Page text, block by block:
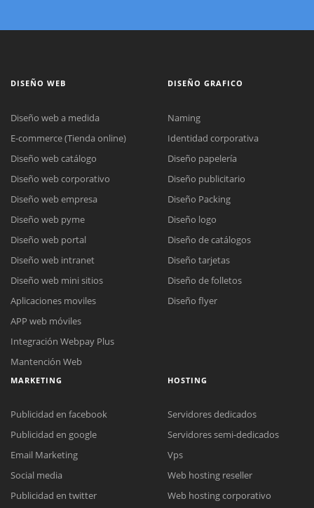
DISEÑO WEB
Diseño web a medida
E-commerce (Tienda online)
Diseño web catálogo
Diseño web corporativo
Diseño web empresa
Diseño web pyme
Diseño web portal
Diseño web intranet
Diseño web mini sitios
Aplicaciones moviles
APP web móviles
Integración Webpay Plus
Mantención Web
DISEÑO GRAFICO
Naming
Identidad corporativa
Diseño papelería
Diseño publicitario
Diseño Packing
Diseño logo
Diseño de catálogos
Diseño tarjetas
Diseño de folletos
Diseño flyer
MARKETING
Publicidad en facebook
Publicidad en google
Email Marketing
Social media
Publicidad en twitter
HOSTING
Servidores dedicados
Servidores semi-dedicados
Vps
Web hosting reseller
Web hosting corporativo